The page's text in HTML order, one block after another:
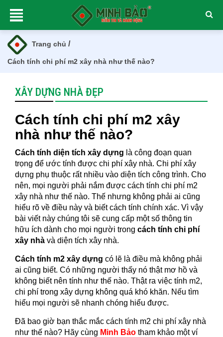
Trang chủ /
Cách tính chi phí m2 xây nhà như thế nào?
XÂY DỰNG NHÀ ĐẸP
Cách tính chi phí m2 xây
nhà như thế nào?
Cách tính diện tích xây dựng là công đoạn quan
trọng để ước tính được chi phí xây nhà. Chi phí xây
dựng phụ thuộc rất nhiều vào diện tích công trình. Cho
nên, mọi người phải nắm được cách tính chi phí m2
xây nhà như thế nào. Thế nhưng không phải ai cũng
hiểu rõ về điều này và biết cách tính chính xác. Vì vậy
bài viết này chúng tôi sẽ cung cấp một số thông tin
hữu ích dành cho mọi người trong cách tính chi phí
xây nhà và diện tích xây nhà.
Cách tính m2 xây dựng có lẽ là điều mà không phải
ai cũng biết. Có những người thấy nó thật mơ hồ và
không biết nên tính như thế nào. Thật ra việc tính m2,
chi phí trong xây dựng không quá khó khăn. Nếu tìm
hiểu mọi người sẽ nhanh chóng hiểu được.
Đã bao giờ bạn thắc mắc cách tính m2 chi phí xây nhà
như thế nào? Hãy cùng Minh Bảo tham khảo một ví